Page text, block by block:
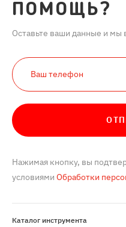
ПОМОЩЬ?
Оставьте ваши данные и мы
Нажимая кнопку, вы
условиями Обработки
Каталог инструмента